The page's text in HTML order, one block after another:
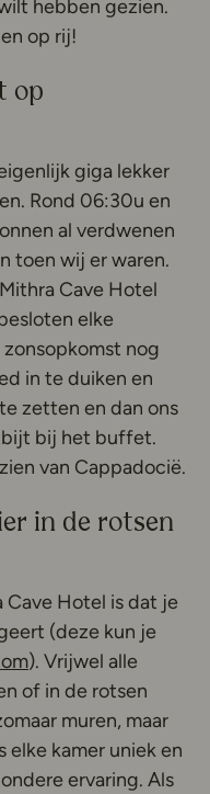
hebben gezien.
op rij!
op
giga lekker
Rond 06:30u en
al verdwenen
toen wij er waren.
Cave Hotel
elke
nog
in te duiken en
zetten en dan ons
bij het buffet.
van Cappadocië.
in de rotsen
Hotel is dat je
(deze kun je
Deze link opent in
). Vrijwel alle
of in de rotsen
muren, maar
elke kamer uniek en
ervaring. Als